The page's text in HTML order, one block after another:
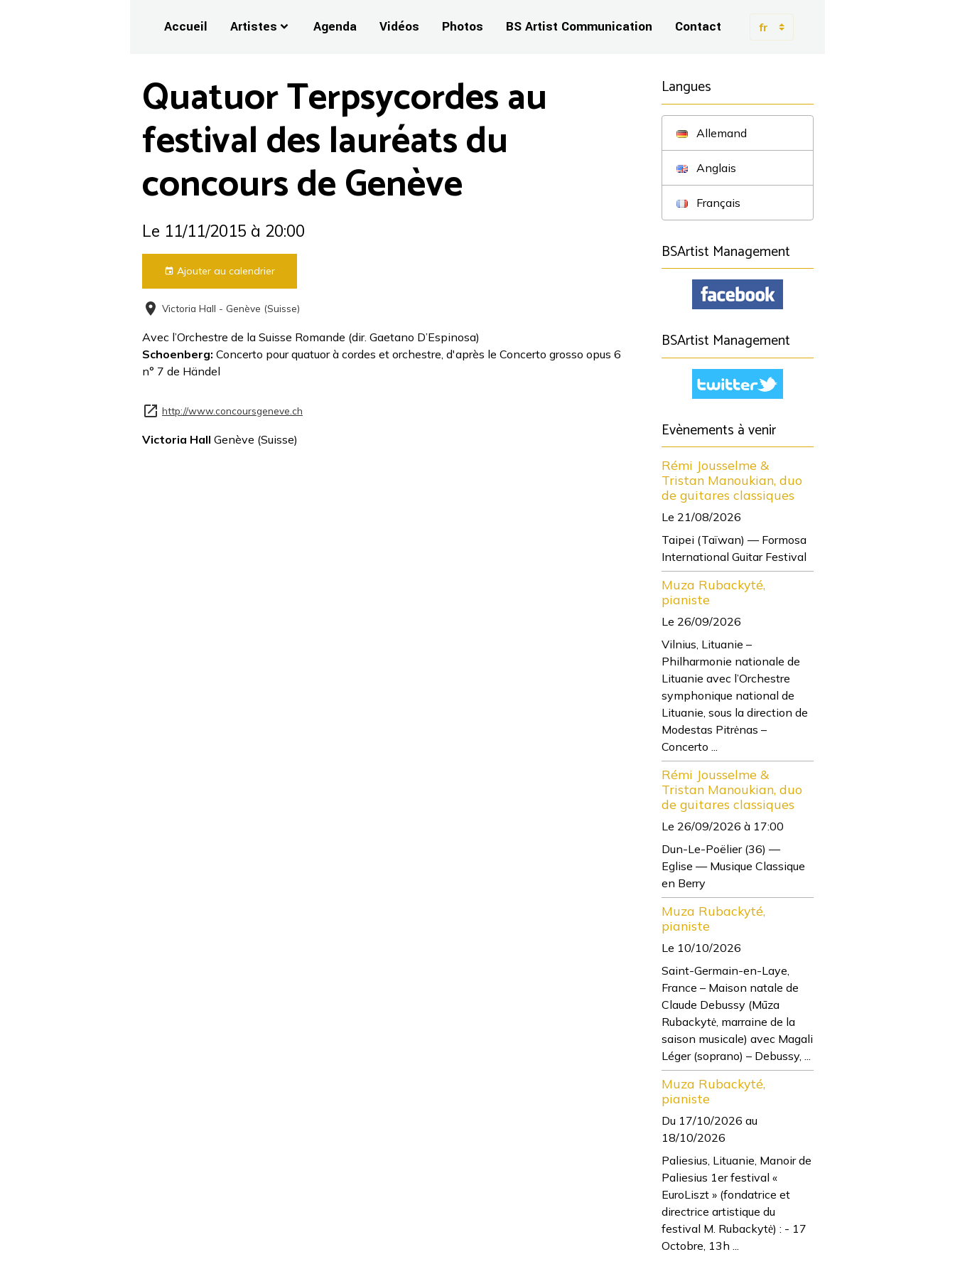
Accueil Artistes Agenda Vidéos Photos BS Artist Communication Contact
Quatuor Terpsycordes au
festival des lauréats du
concours de Genève
Le 11/11/2015 à 20:00
Ajouter au calendrier
Victoria Hall - Genève (Suisse)
Avec l’Orchestre de la Suisse Romande (dir. Gaetano D’Espinosa)
Schoenberg: Concerto pour quatuor à cordes et orchestre, d'après le Concerto grosso opus 6
n° 7 de Händel
http://www.concoursgeneve.ch
Victoria Hall Genève (Suisse)
Langues
Allemand
Anglais
Français
BSArtist Management
BSArtist Management
Evènements à venir
Rémi Jousselme &
Tristan Manoukian, duo
de guitares classiques
Le 21/08/2026
Taipei (Taïwan) — Formosa
International Guitar Festival
Muza Rubackyté,
pianiste
Le 26/09/2026
Vilnius, Lituanie –
Philharmonie nationale de
Lituanie avec l’Orchestre
symphonique national de
Lituanie, sous la direction de
Modestas Pitrėnas –
Concerto ...
Rémi Jousselme &
Tristan Manoukian, duo
de guitares classiques
Le 26/09/2026 à 17:00
Dun-Le-Poëlier (36) —
Eglise — Musique Classique
en Berry
Muza Rubackyté,
pianiste
Le 10/10/2026
Saint-Germain-en-Laye,
France – Maison natale de
Claude Debussy (Mūza
Rubackytė, marraine de la
saison musicale) avec Magali
Léger (soprano) – Debussy, ...
Muza Rubackyté,
pianiste
Du 17/10/2026 au
18/10/2026
Paliesius, Lituanie, Manoir de
Paliesius 1er festival «
EuroLiszt » (fondatrice et
directrice artistique du
festival M. Rubackytė) : - 17
Octobre, 13h ...